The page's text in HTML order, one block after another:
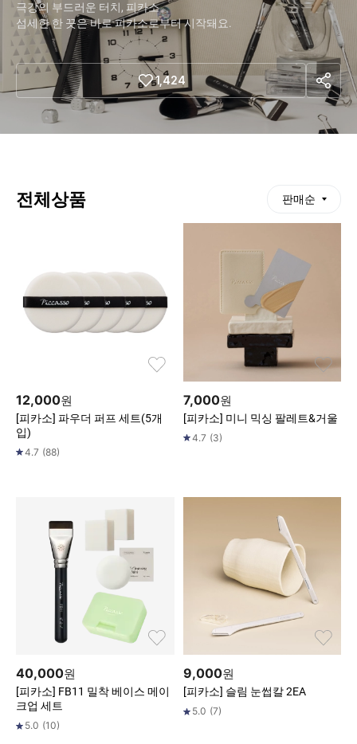
극강의 부드러운 터치, 피카소
섬세한 한 끗은 바로 피카소로부터 시작돼요.
1,424
sha
re
전체상품 판매순
12,000원
[피카소] 파우더 퍼프 세트(5개
입)
4.7 (88)
7,000원
[피카소] 미니 믹싱 팔레트&거울
4.7 (3)
40,000원
[피카소] FB11 밀착 베이스 메이
크업 세트
5.0 (10)
9,000원
[피카소] 슬림 눈썹칼 2EA
5.0 (7)